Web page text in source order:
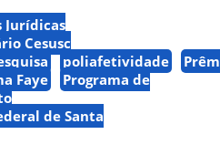
Jurídicas
Cesusc
poliafetividade
Faye
Programa de
de Santa